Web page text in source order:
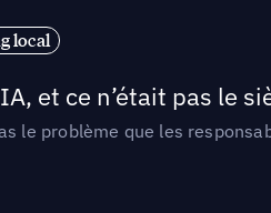
local
et ce n’était pas le
le problème que les